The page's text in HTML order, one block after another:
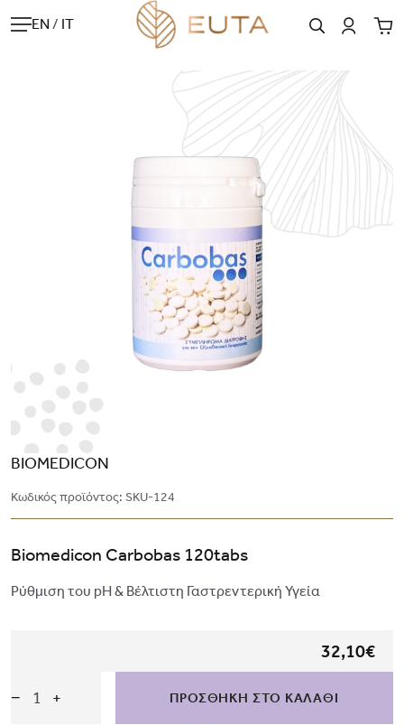
EN / IT
BIOMEDICON
Κωδικός προϊόντος: SKU-124
Biomedicon Carbobas 120tabs
Ρύθμιση του pH & Βέλτιστη Γαστρεντερική Υγεία
32,10€
− + ΠΡΟΣΘΗΚΗ ΣΤΟ ΚΑΛΑΘΙ